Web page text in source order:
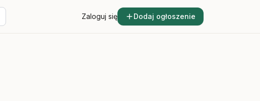
Zaloguj się Dodaj ogłoszenie